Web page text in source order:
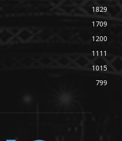
1829
1709
1200
1111
1015
799